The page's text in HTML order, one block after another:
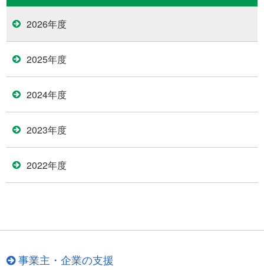
2026年度
2025年度
2024年度
2023年度
2022年度
事業主・企業の支援